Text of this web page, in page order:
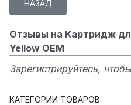
Отзывы на Картридж
Yellow OEM
Зарегистрируйтесь,
КАТЕГОРИИ ТОВАРОВ